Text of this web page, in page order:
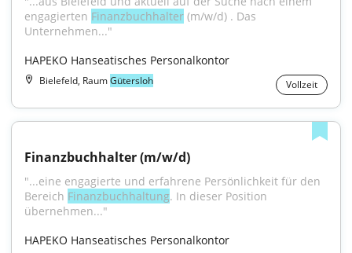
engagierten Finanzbuchhalter (m/w/d) . Das
Unternehmen..."
HAPEKO Hanseatisches Personalkontor
Bielefeld, RaumGütersloh Vollzeit
Finanzbuchhalter (m/w/d)
"...eine engagierte und erfahrene Persönlichkeit für den
Bereich Finanzbuchhaltung. In dieser Position
übernehmen..."
HAPEKO Hanseatisches Personalkontor